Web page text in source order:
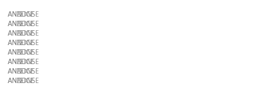
ANZEIGE
ANZEIGE
ANZEIGE
ANZEIGE
ANZEIGE
ANZEIGE
ANZEIGE
ANZEIGE